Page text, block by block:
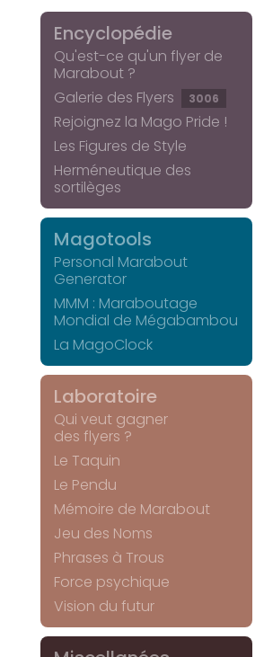
Encyclopédie
Qu'est-ce qu'un flyer de
Marabout ?
Galerie des Flyers
3006
Rejoignez la Mago Pride !
Les Figures de Style
Herméneutique des
sortilèges
Magotools
Personal Marabout
Generator
MMM : Maraboutage
Mondial de Mégabambou
La MagoClock
Laboratoire
Qui veut gagner
des flyers ?
Le Taquin
Le Pendu
Mémoire de Marabout
Jeu des Noms
Phrases à Trous
Force psychique
Vision du futur